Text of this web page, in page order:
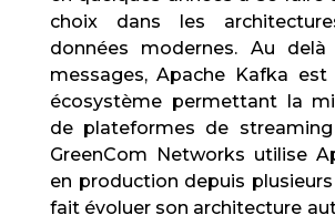
choix dans les
données modernes. Au
messages, Apache Kafka
écosystème permettant la
de plateformes de streaming
GreenCom Networks utilise
en production depuis
fait évoluer son architecture